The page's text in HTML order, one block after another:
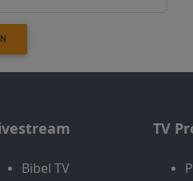
Bibel TV
TV